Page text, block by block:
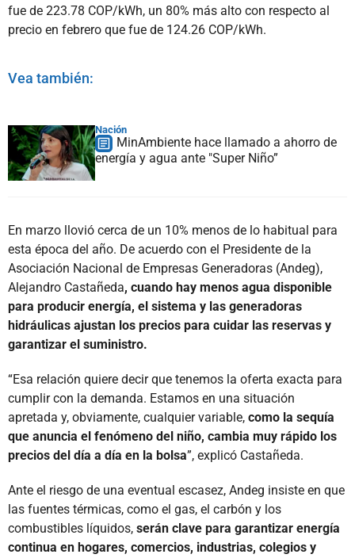
fue de 223.78 COP/kWh, un 80% más alto con respecto al
precio en febrero que fue de 124.26 COP/kWh.
Vea también:
Nación
MinAmbiente hace llamado a ahorro de
energía y agua ante "Super Niño”
En marzo llovió cerca de un 10% menos de lo habitual para
esta época del año. De acuerdo con el Presidente de la
Asociación Nacional de Empresas Generadoras (Andeg),
Alejandro Castañeda, cuando hay menos agua disponible
para producir energía, el sistema y las generadoras
hidráulicas ajustan los precios para cuidar las reservas y
garantizar el suministro.
“Esa relación quiere decir que tenemos la oferta exacta para
cumplir con la demanda. Estamos en una situación
apretada y, obviamente, cualquier variable, como la sequía
que anuncia el fenómeno del niño, cambia muy rápido los
precios del día a día en la bolsa”, explicó Castañeda.
Ante el riesgo de una eventual escasez, Andeg insiste en que
las fuentes térmicas, como el gas, el carbón y los
combustibles líquidos, serán clave para garantizar energía
continua en hogares, comercios, industrias, colegios y